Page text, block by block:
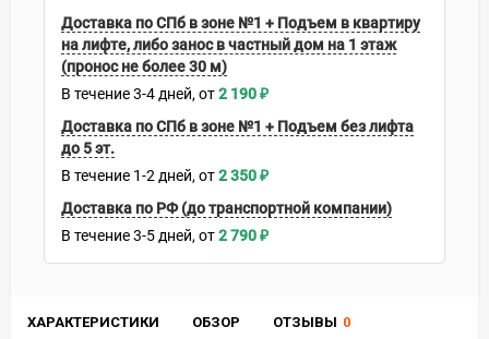
ХАРАКТЕРИСТИКИ ОБЗОР ОТЗЫВЫ 0
Доставка по СПб в зоне №1 + Подъем в квартиру
на лифте, либо занос в частный дом на 1 этаж
(пронос не более 30 м)
В течение3-4 дней 2 190₽
Доставка по СПб в зоне №1 + Подъем без лифта
до 5 эт.
В течение 1-2 дней 2 350₽
Доставка по РФ (до транспортной компании)
В течение3-5 дней 2 790₽